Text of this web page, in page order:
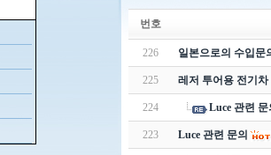
번호
226 일본으로의 수입문
225 레저 투어용 전기
224 Luce 관련 문
223 Luce 관련 문의